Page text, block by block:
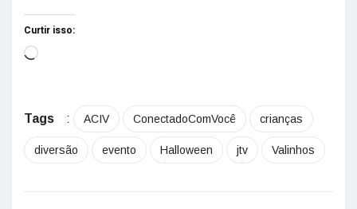
Curtir isso:
Tags : ACIV ConectadoComVocê crianças
diversão evento Halloween jtv Valinhos